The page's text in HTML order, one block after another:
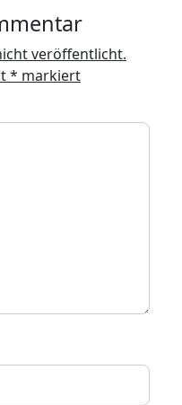
veröffentlicht.
* markiert